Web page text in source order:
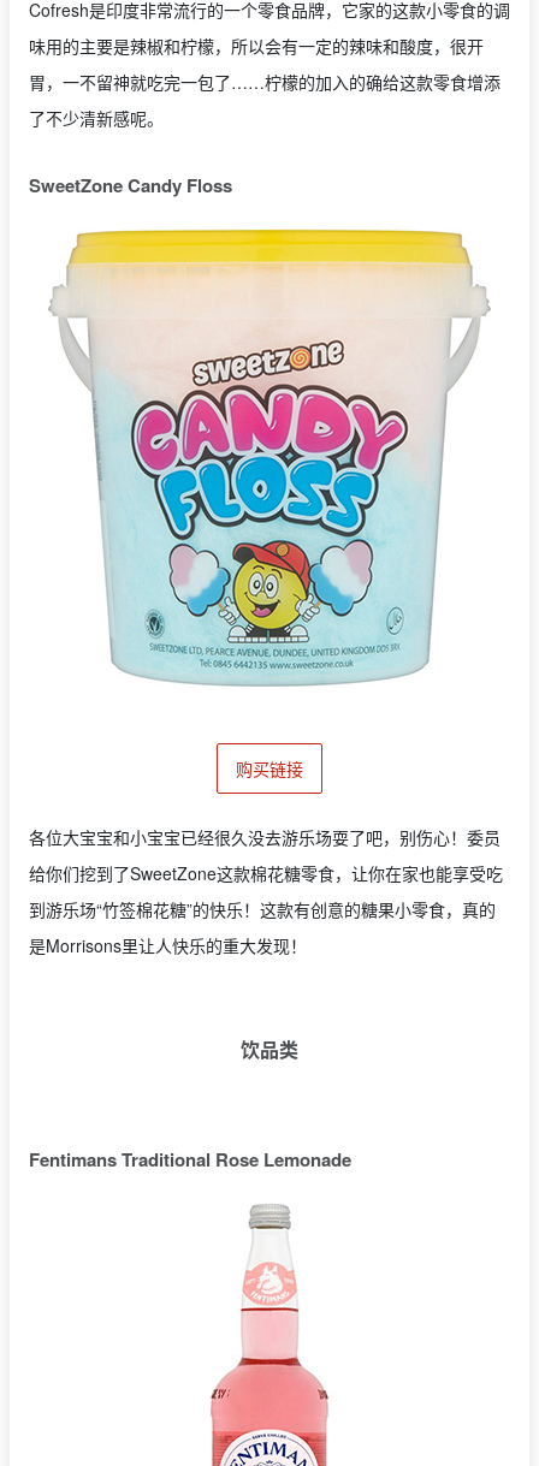
Cofresh是印度非常流行的一个零食品牌，它家的这款小零食的调
味用的主要是辣椒和柠檬，所以会有一定的辣味和酸度，很开
胃，一不留神就吃完一包了……柠檬的加入的确给这款零食增添
了不少清新感呢。
SweetZone Candy Floss
购买链接
各位大宝宝和小宝宝已经很久没去游乐场耍了吧，别伤心！委员
给你们挖到了SweetZone这款棉花糖零食，让你在家也能享受吃
到游乐场“竹签棉花糖”的快乐！这款有创意的糖果小零食，真的
是Morrisons里让人快乐的重大发现！
饮品类
Fentimans Traditional Rose Lemonade